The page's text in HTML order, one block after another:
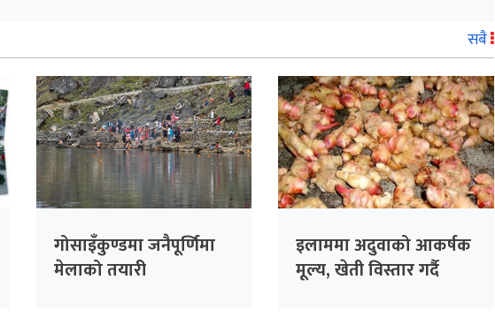
सबै
गोसाइँकुण्डमा जनैपूर्णिमा
मेलाको तयारी
इलाममा अदुवाको आकर्षक
मूल्य, खेती विस्तार गर्दै